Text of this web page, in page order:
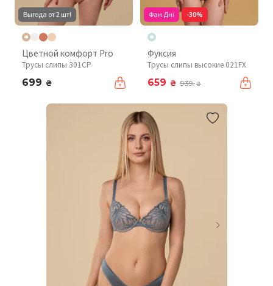
Выгода от 2 шт!
Цветной комфорт Pro
Трусы слипы 301CP
699 ₴
Фан Дні -30%
Фуксия
Трусы слипы высокие 021FX
659 ₴ 939₴